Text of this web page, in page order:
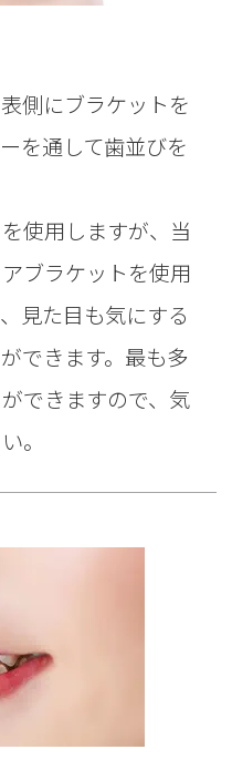
側にブラケットを
を通して歯並びを
使用しますが、当
ブラケットを使用
見た目も気にする
できます。 最も多
できますので、気
。